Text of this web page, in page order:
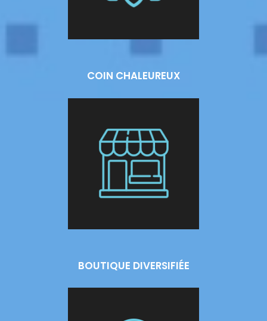
COIN CHALEUREUX
BOUTIQUE DIVERSIFIÉE